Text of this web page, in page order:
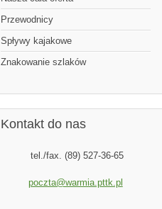
Przewodnicy
Spływy kajakowe
Znakowanie szlaków
Kontakt do nas
tel./fax. (89) 527-36-65
poczta@warmia.pttk.pl